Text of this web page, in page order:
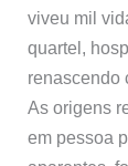
viveu mil
quartel,
renascendo
As origens
em pessoa